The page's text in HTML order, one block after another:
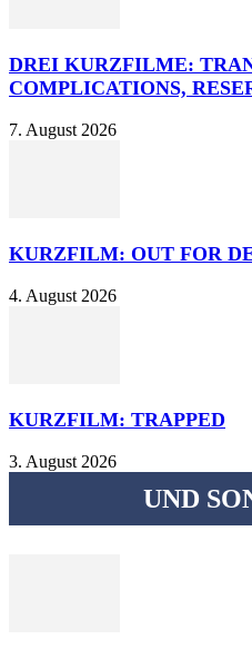
DREI KURZFILME:
COMPLICATIONS,
7. August 2026
KURZFILM: OUT FOR
4. August 2026
KURZFILM: TRAPPED
3. August 2026
UND